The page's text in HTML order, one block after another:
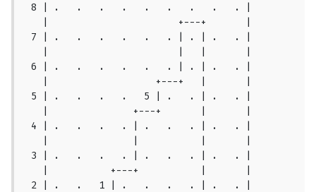
8 | .   .   .   .   .   .   .   .   . |
   |                       +---+       |
7 | .   .   .   .   .   . | . | .   . |
6 | .   .   .   .   .   . | . | .   . |
   |                   +---+   |       |
5 | .   .   .   .   5 | .   . | .   . |
   |               +---+       |       |
4 | .   .   .   . | .   .   . | .   . |
3 | .   .   .   . | .   .   . | .   . |
   |           +---+           |       |
2 | .   .   1 | .   .   .   . | .   . |